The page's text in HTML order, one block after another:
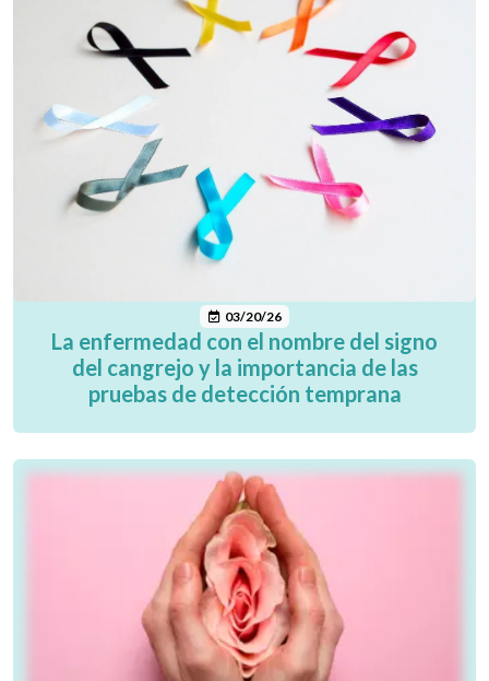
03/20/26
La enfermedad con el nombre del signo
del cangrejo y la importancia de las
pruebas de detección temprana